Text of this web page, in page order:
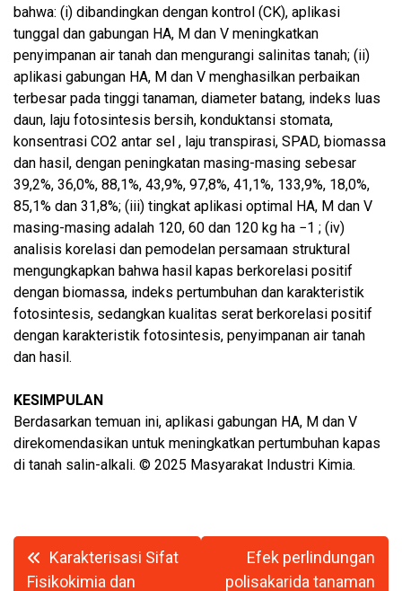
bahwa: (i) dibandingkan dengan kontrol (CK), aplikasi
tunggal dan gabungan HA, M dan V meningkatkan
penyimpanan air tanah dan mengurangi salinitas tanah; (ii)
aplikasi gabungan HA, M dan V menghasilkan perbaikan
terbesar pada tinggi tanaman, diameter batang, indeks luas
daun, laju fotosintesis bersih, konduktansi stomata,
konsentrasi CO2 antar sel , laju transpirasi, SPAD, biomassa
dan hasil, dengan peningkatan masing-masing sebesar
39,2%, 36,0%, 88,1%, 43,9%, 97,8%, 41,1%, 133,9%, 18,0%,
85,1% dan 31,8%; (iii) tingkat aplikasi optimal HA, M dan V
masing-masing adalah 120, 60 dan 120 kg ha −1 ; (iv)
analisis korelasi dan pemodelan persamaan struktural
mengungkapkan bahwa hasil kapas berkorelasi positif
dengan biomassa, indeks pertumbuhan dan karakteristik
fotosintesis, sedangkan kualitas serat berkorelasi positif
dengan karakteristik fotosintesis, penyimpanan air tanah
dan hasil.
KESIMPULAN
Berdasarkan temuan ini, aplikasi gabungan HA, M dan V
direkomendasikan untuk meningkatkan pertumbuhan kapas
di tanah salin-alkali. © 2025 Masyarakat Industri Kimia.
Navigasi
Karakterisasi Sifat
Fisikokimia dan
Efek perlindungan
polisakarida tanaman